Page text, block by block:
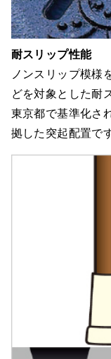
耐スリップ性能
ノンスリップ模様
どを対象とした耐
東京都で基準化さ
拠した突起配置で